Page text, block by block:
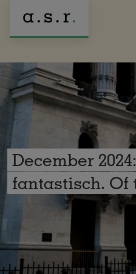
December
fantastisch. Of